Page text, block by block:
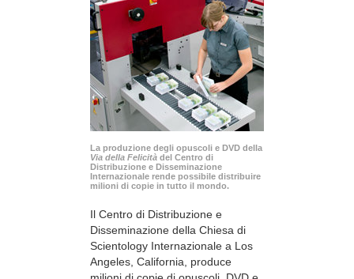
La produzione degli opuscoli e DVD della
Via della Felicità del Centro di
Distribuzione e Disseminazione
Internazionale rende possibile distribuire
milioni di copie in tutto il mondo.
Il Centro di Distribuzione e
Disseminazione della Chiesa di
Scientology Internazionale a Los
Angeles, California, produce